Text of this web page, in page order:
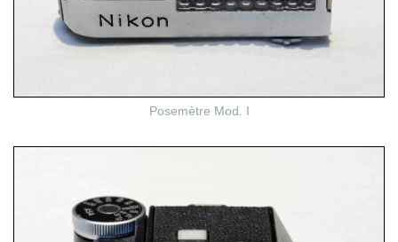
Posemètre Mod. I